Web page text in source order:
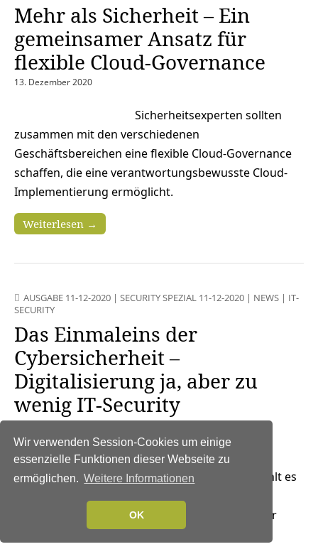
Wir verwenden Session-Cookies um einige
essenzielle Funktionen dieser Webseite zu
ermöglichen. Weitere Informationen
OK
Mehr als Sicherheit – Ein
gemeinsamer Ansatz für
flexible Cloud-Governance
13. Dezember 2020
Sicherheitsexperten sollten
zusammen mit den verschiedenen
Geschäftsbereichen eine flexible Cloud-Governance
schaffen, die eine verantwortungsbewusste Cloud-
Implementierung ermöglicht.
Weiterlesen →
AUSGABE 11-12-2020 | SECURITY SPEZIAL 11-12-2020 | NEWS | IT-
SECURITY
Das Einmaleins der
Cybersicherheit –
Digitalisierung ja, aber zu
wenig IT-Security
12. Dezember 2020
Nach der erzwungenen
Digitalisierung durch die Cornona-Pandemie fehlt es
Endpunktschutz und der Security Awareness der
Mitarbeiter im Home Office.